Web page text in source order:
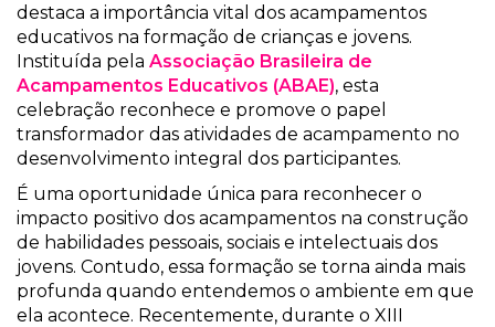
destaca a importância vital dos acampamentos
educativos na formação de crianças e jovens.
Instituída pela Associação Brasileira de
Acampamentos Educativos (ABAE), esta
celebração reconhece e promove o papel
transformador das atividades de acampamento no
desenvolvimento integral dos participantes.
É uma oportunidade única para reconhecer o
impacto positivo dos acampamentos na construção
de habilidades pessoais, sociais e intelectuais dos
jovens. Contudo, essa formação se torna ainda mais
profunda quando entendemos o ambiente em que
ela acontece. Recentemente, durante o XIII